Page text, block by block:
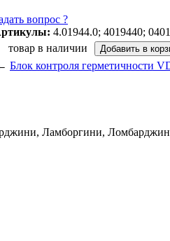
вопрос ?
4.01944.0; 4019440;
товар в наличии
Блок контроля герметичности
Ламборгини,